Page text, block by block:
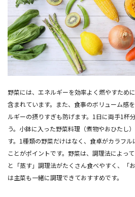
野菜には、エネルギーを効率よく燃やすため
含まれています。また、食事のボリューム感
ルギーの摂りすぎも防げます。1日に両手1杯
う。小鉢に入った野菜料理（煮物やおひたし
す。1種類の野菜だけはなく、食卓がカラフ
ことがポイントです。野菜は、調理法によっ
と「蒸す」調理法がたくさん食べやすく、「
は主菜も一緒に調理できておすすめです。